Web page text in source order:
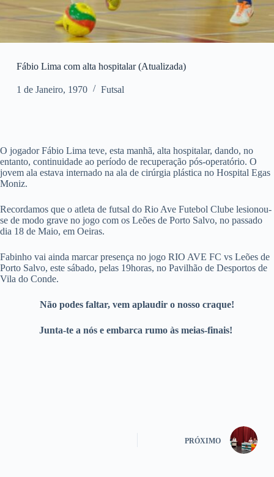
Fábio Lima com alta hospitalar (Atualizada)
1 de Janeiro, 1970 Futsal
O jogador Fábio Lima teve, esta manhã, alta hospitalar, dando, no
entanto, continuidade ao período de recuperação pós-operatório. O
jovem ala estava internado na ala de cirúrgia plástica no Hospital Egas
Moniz.
Recordamos que o atleta de futsal do Rio Ave Futebol Clube lesionou-
se de modo grave no jogo com os Leões de Porto Salvo, no passado
dia 18 de Maio, em Oeiras.
Fabinho vai ainda marcar presença no jogo RIO AVE FC vs Leões de
Porto Salvo, este sábado, pelas 19horas, no Pavilhão de Desportos de
Vila do Conde.
Não podes faltar, vem aplaudir o nosso craque!
Junta-te a nós e embarca rumo às meias-finais!
PRÓXIMO